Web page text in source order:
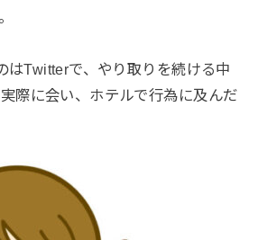
はTwitterで、やり取りを続ける中
際に会い、ホテルで行為に及んだ